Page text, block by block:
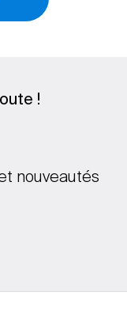
!
nouveautés